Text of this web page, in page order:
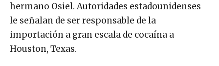
hermano Osiel. Autoridades estadounidenses
le señalan de ser responsable de la
importación a gran escala de cocaína a
Houston, Texas.